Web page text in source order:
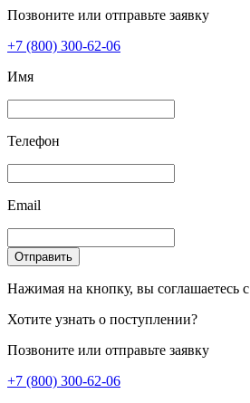
Позвоните или отправьте заявку
+7 (800) 300-62-06
Имя
Телефон
Email
Отправить
Нажимая на кнопку, вы соглашаетесь с
Хотите узнать о поступлении?
Позвоните или отправьте заявку
+7 (800) 300-62-06